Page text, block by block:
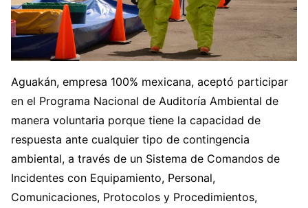
Aguakán, empresa 100% mexicana, aceptó participar
en el Programa Nacional de Auditoría Ambiental de
manera voluntaria porque tiene la capacidad de
respuesta ante cualquier tipo de contingencia
ambiental, a través de un Sistema de Comandos de
Incidentes con Equipamiento, Personal,
Comunicaciones, Protocolos y Procedimientos,